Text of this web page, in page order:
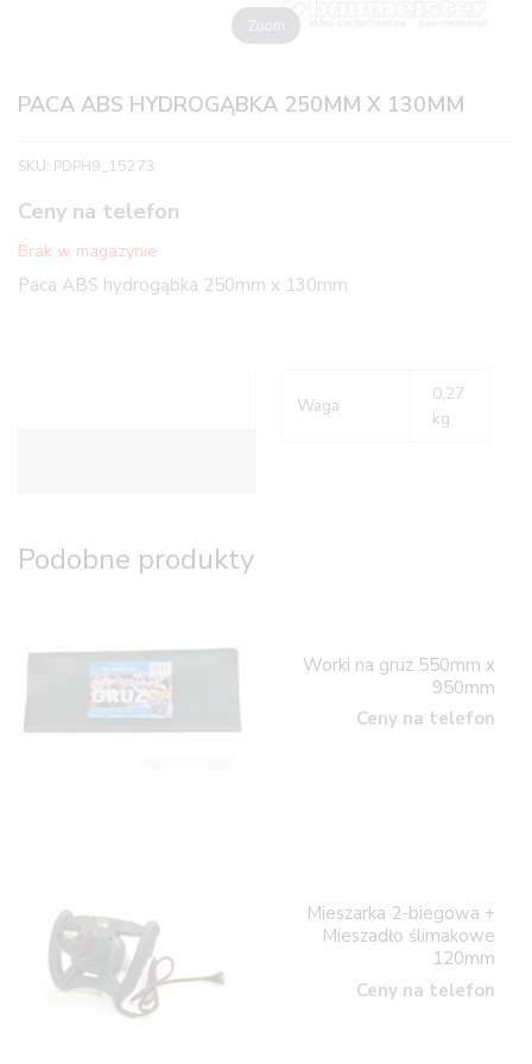
Zoom
PACA ABS HYDROGĄBKA 250MM X 130MM
SKU: PDPH9_15273
Ceny na telefon
Brak w magazynie
Paca ABS hydrogąbka 250mm x 130mm
Waga
0,27
kg
Podobne produkty
Worki na gruz 550mm x
950mm
Ceny na telefon
Mieszarka 2-biegowa +
Mieszadło ślimakowe
120mm
Ceny na telefon